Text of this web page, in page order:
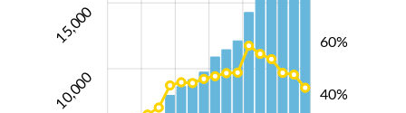
18,000
10,000
15,000
40%
60%